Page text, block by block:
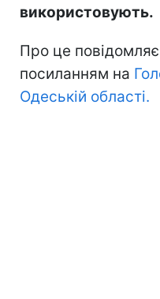
використовують.
Про це повідомляє
посиланням на
Одеській області.